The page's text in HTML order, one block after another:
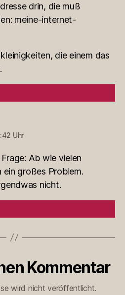
drin, die muß
meine-internet-
die einem das
Uhr
Ab wie vielen
ein großes Problem.
nicht.
Kommentar
wird nicht veröffentlicht.